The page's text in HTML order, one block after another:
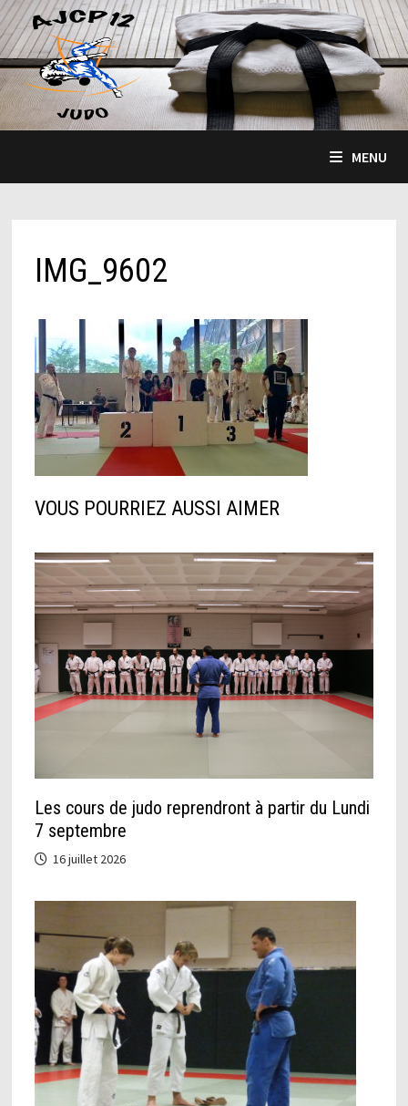
Passer
au
contenu
MENU
IMG_9602
VOUS POURRIEZ AUSSI AIMER
Les cours de judo reprendront à partir du Lundi
7 septembre
16 juillet 2026